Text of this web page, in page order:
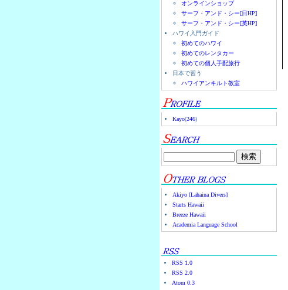
オンラインショップ
サーフ・アンド・シー[日HP]
サーフ・アンド・シー[英HP]
ハワイ入門ガイド
初めてのハワイ
初めてのレンタカー
初めての個人手配旅行
日本で習う
ハワイアンキルト教室
Kayo(246)
Akiyo [Lahaina Divers]
Starts Hawaii
Breeze Hawaii
Academia Language School
RSS 1.0
RSS 2.0
Atom 0.3